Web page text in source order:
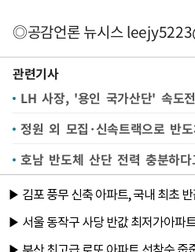
◎공감언론 뉴시스
관련기사
LH 사장, '용인 국가산단' 속도
정원 외 모집·신속트랙으로 반
호남 반도체 산단 전력 충분하